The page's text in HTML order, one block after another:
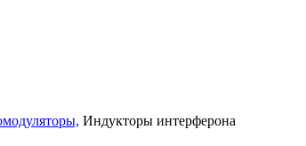
Индукторы интерферона